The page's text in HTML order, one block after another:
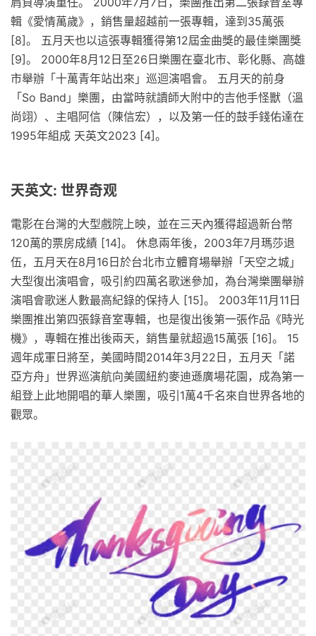
輯《愛情萬歲》，銷售量超越前一張專輯，達到35萬張
[8]。 五月天也以這張專輯獲得第12屆金曲獎的最佳樂團獎
[9]。 2000年8月12日至26日樂團在臺北市、彰化縣、高雄
市舉辦「十萬青年站出來」巡迴演唱會。 五月天的前身
「So Band」樂團，由當時就讀師大附中的吉他手怪獸（溫
尚翊）、主唱阿信（陳信宏），以及第一任的鼓手錢佑達在
1995年組成 天英文2023 [4]。
天英文: 世界奇观
電影在台灣的大型戲院上映，並在三天內獲得超過新台幣
120萬的票房成績 [14]。 休息兩年後，2003年7月瑪莎退
伍，五月天在8月16日於台北市立體育場舉辦「天空之城」
大型復出演唱會，吸引約四萬名歌迷參加，為台灣樂團舉辦
演唱會歌迷人數最高紀錄的保持人 [15]。 2003年11月11日
樂團推出第四張錄音室專輯，也是復出後第一張作品《時光
機》，專輯在推出後兩天，銷售量就超過15萬張 [16]。 15
週年成軍日將至，美國時間2014年3月22日，五月天「諾
亞方舟」世界巡演航向美國紐約麥迪遜廣場花園，成為第一
組登上此地開唱的華人樂團，吸引1萬4千名來自世界各地的
觀眾。